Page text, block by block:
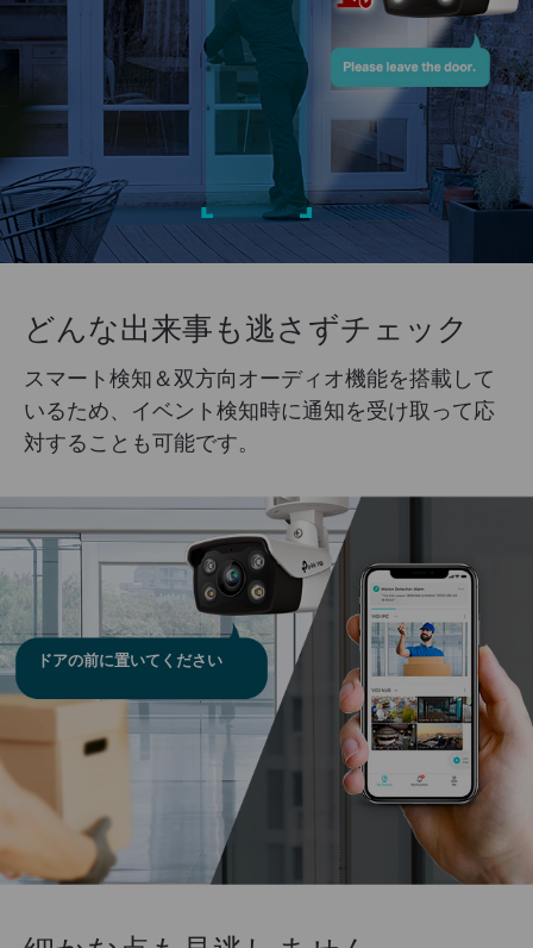
どんな出来事も逃さずチェック
スマート検知＆双方向オーディオ機能を搭載して
いるため、イベント検知時に通知を受け取って応
対することも可能です。
ドアの前に置いてください